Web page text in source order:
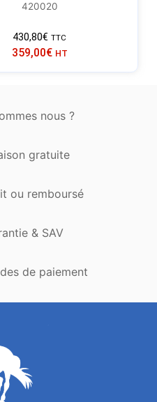
420020
430,80€ TTC
359,00€ HT
nous ?
gratuite
ou remboursé
& SAV
de paiement